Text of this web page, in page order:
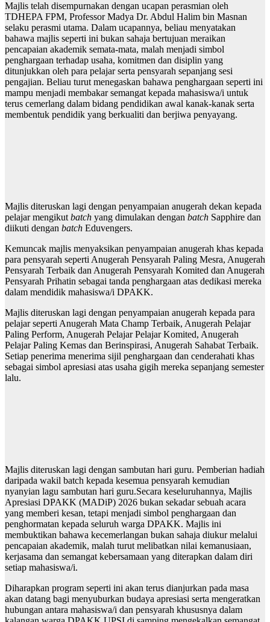
Majlis telah disempurnakan dengan ucapan perasmian oleh
TDHEPA FPM, Professor Madya Dr. Abdul Halim bin Masnan
selaku perasmi utama. Dalam ucapannya, beliau menyatakan
bahawa majlis seperti ini bukan sahaja bertujuan meraikan
pencapaian akademik semata-mata, malah menjadi simbol
penghargaan terhadap usaha, komitmen dan disiplin yang
ditunjukkan oleh para pelajar serta pensyarah sepanjang sesi
pengajian. Beliau turut menegaskan bahawa penghargaan seperti ini
mampu menjadi membakar semangat kepada mahasiswa/i untuk
terus cemerlang dalam bidang pendidikan awal kanak-kanak serta
membentuk pendidik yang berkualiti dan berjiwa penyayang.
Majlis diteruskan lagi dengan penyampaian anugerah dekan kepada
pelajar mengikutbatch yang dimulakan dengan batch Sapphire dan
diikuti dengan batch Eduvengers.
Kemuncak majlis menyaksikan penyampaian anugerah khas kepada
para pensyarah seperti Anugerah Pensyarah Paling Mesra, Anugerah
Pensyarah Terbaik dan Anugerah Pensyarah Komited dan Anugerah
Pensyarah Prihatin sebagai tanda penghargaan atas dedikasi mereka
dalam mendidik mahasiswa/i DPAKK.
Majlis diteruskan lagi dengan penyampaian anugerah kepada para
pelajar seperti Anugerah Mata Champ Terbaik, Anugerah Pelajar
Paling Perform, Anugerah Pelajar Pelajar Komited, Anugerah
Pelajar Paling Kemas dan Berinspirasi, Anugerah Sahabat Terbaik.
Setiap penerima menerima sijil penghargaan dan cenderahati khas
sebagai simbol apresiasi atas usaha gigih mereka sepanjang semester
lalu.
Majlis diteruskan lagi dengan sambutan hari guru. Pemberian hadiah
daripada wakil batch kepada kesemua pensyarah kemudian
nyanyian lagu sambutan hari guru.Secara keseluruhannya, Majlis
Apresiasi DPAKK (MADiP) 2026 bukan sekadar sebuah acara
yang memberi kesan, tetapi menjadi simbol penghargaan dan
penghormatan kepada seluruh warga DPAKK. Majlis ini
membuktikan bahawa kecemerlangan bukan sahaja diukur melalui
pencapaian akademik, malah turut melibatkan nilai kemanusiaan,
kerjasama dan semangat kebersamaan yang diterapkan dalam diri
setiap mahasiswa/i.
Diharapkan program seperti ini akan terus dianjurkan pada masa
akan datang bagi menyuburkan budaya apresiasi serta mengeratkan
hubungan antara mahasiswa/i dan pensyarah khususnya dalam